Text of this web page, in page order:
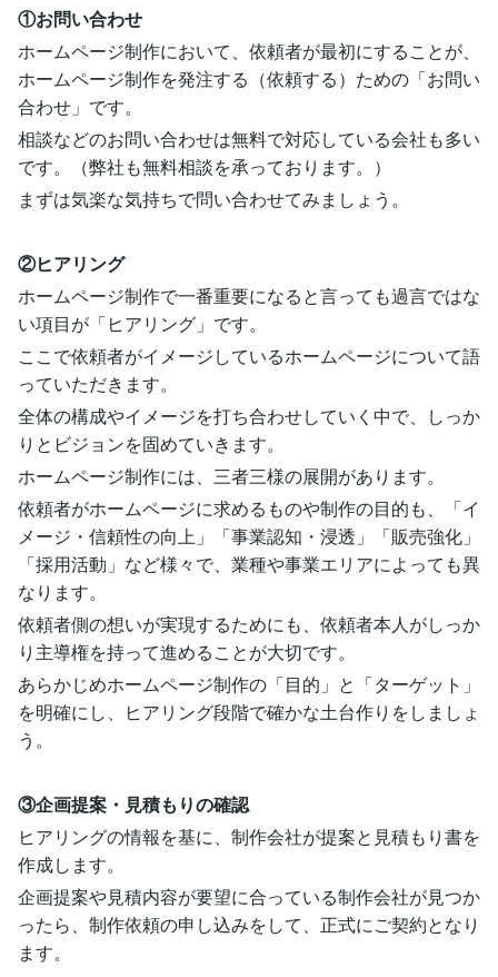
①お問い合わせ
ホームページ制作において、依頼者が最初にすることが、
ホームページ制作を発注する（依頼する）ための「お問い
合わせ」です。
相談などのお問い合わせは無料で対応している会社も多い
です。（弊社も無料相談を承っております。）
まずは気楽な気持ちで問い合わせてみましょう。
②ヒアリング
ホームページ制作で一番重要になると言っても過言ではな
い項目が「ヒアリング」です。
ここで依頼者がイメージしているホームページについて語
っていただきます。
全体の構成やイメージを打ち合わせしていく中で、しっか
りとビジョンを固めていきます。
ホームページ制作には、三者三様の展開があります。
依頼者がホームページに求めるものや制作の目的も、「イ
メージ・信頼性の向上」「事業認知・浸透」「販売強化」
「採用活動」など様々で、業種や事業エリアによっても異
なります。
依頼者側の想いが実現するためにも、依頼者本人がしっか
り主導権を持って進めることが大切です。
あらかじめホームページ制作の「目的」と「ターゲット」
を明確にし、ヒアリング段階で確かな土台作りをしましょ
う。
③企画提案・見積もりの確認
ヒアリングの情報を基に、制作会社が提案と見積もり書を
作成します。
企画提案や見積内容が要望に合っている制作会社が見つか
ったら、制作依頼の申し込みをして、正式にご契約となり
ます。